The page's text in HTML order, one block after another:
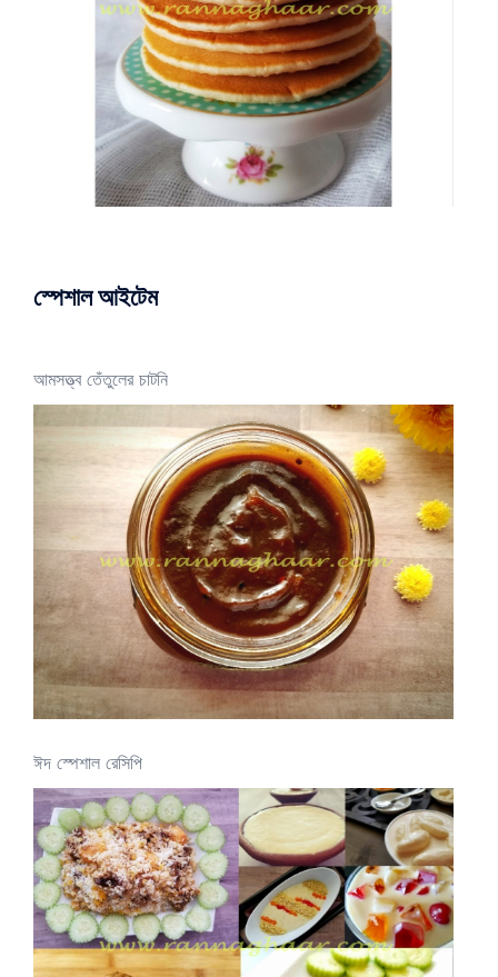
স্পেশাল আইটেম
আমসত্ত্ব তেঁতুলের চাটনি
ঈদ স্পেশাল রেসিপি